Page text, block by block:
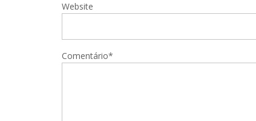
Website
Comentário*